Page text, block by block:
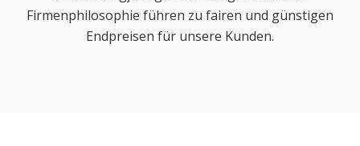
Firmenphilosophie führen zu fairen und günstigen
Endpreisen für unsere Kunden.